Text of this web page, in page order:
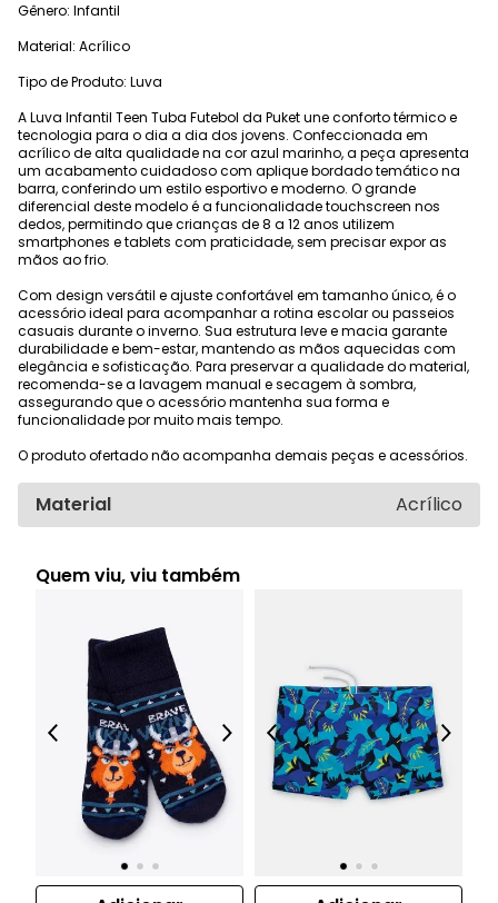
Gênero: Infantil
Material: Acrílico
Tipo de Produto: Luva
A Luva Infantil Teen Tuba Futebol da Puket une conforto térmico e
tecnologia para o dia a dia dos jovens. Confeccionada em
acrílico de alta qualidade na cor azul marinho, a peça apresenta
um acabamento cuidadoso com aplique bordado temático na
barra, conferindo um estilo esportivo e moderno. O grande
diferencial deste modelo é a funcionalidade touchscreen nos
dedos, permitindo que crianças de 8 a 12 anos utilizem
smartphones e tablets com praticidade, sem precisar expor as
mãos ao frio.
Com design versátil e ajuste confortável em tamanho único, é o
acessório ideal para acompanhar a rotina escolar ou passeios
casuais durante o inverno. Sua estrutura leve e macia garante
durabilidade e bem-estar, mantendo as mãos aquecidas com
elegância e sofisticação. Para preservar a qualidade do material,
recomenda-se a lavagem manual e secagem à sombra,
assegurando que o acessório mantenha sua forma e
funcionalidade por muito mais tempo.
O produto ofertado não acompanha demais peças e acessórios.
Material Acrílico
Quem viu, viu também